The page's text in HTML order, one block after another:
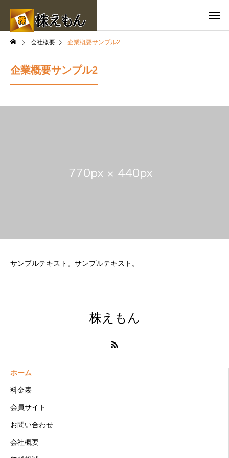
会社概要 企業概要サンプル2
企業概要サンプル2
サンプルテキスト。サンプルテキスト。
株えもん
ホーム
料金表
会員サイト
お問い合わせ
会社概要